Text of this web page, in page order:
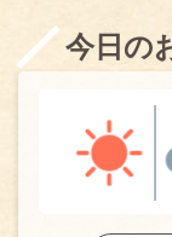
今日の